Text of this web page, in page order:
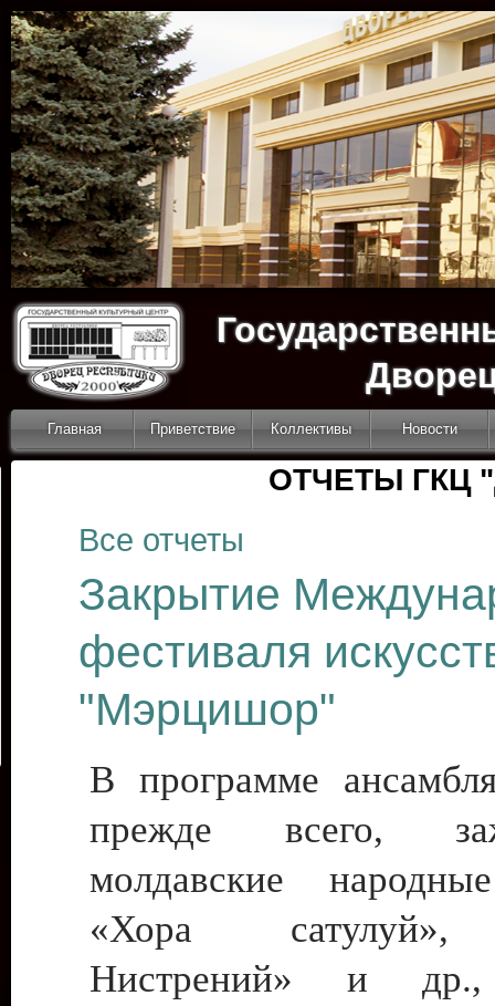
Главная Приветствие Коллективы Новости
ОТЧЕТЫ ГКЦ
Все отчеты
Закрытие
фестиваля
"Мэрцишор"
В программе
прежде всего,
молдавские
«Хора сатулуй»,
Нистрений» и